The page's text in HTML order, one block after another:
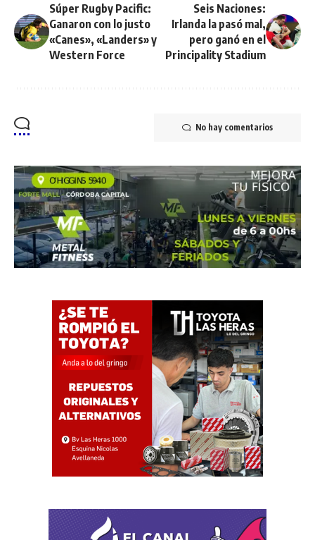
Súper Rugby Pacific:
Ganaron con lo justo
«Canes», «Landers» y
Western Force
Seis Naciones:
Irlanda la pasó mal,
pero ganó en el
Principality Stadium
No hay comentarios